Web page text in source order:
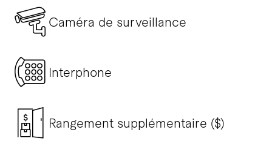
Caméra de surveillance
Interphone
Rangement supplémentaire ($)